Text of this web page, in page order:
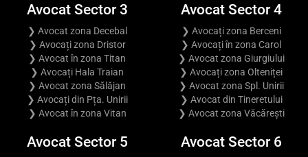
Avocat Sector 3
❯ Avocat zona Decebal
❯ Avocați zona Dristor
❯ Avocat în zona Titan
❯ Avocați Hala Traian
❯ Avocat zona Sălăjan
❯ Avocați din Pța. Unirii
❯ Avocat în zona Vitan
Avocat Sector 4
❯ Avocați zona Berceni
❯ Avocați în zona Carol
❯ Avocat zona Giurgiului
❯ Avocați zona Olteniței
❯ Avocat zona Spl. Unirii
❯ Avocat din Tineretului
❯ Avocat zona Văcărești
Avocat Sector 5 Avocat Sector 6